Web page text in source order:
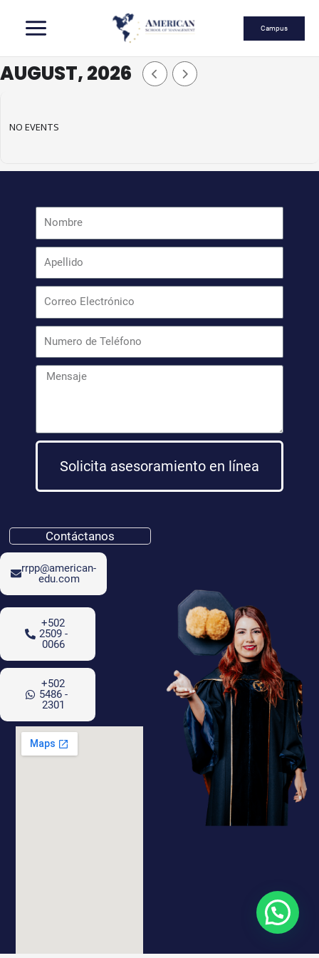
Campus
AUGUST, 2026
NO EVENTS
Solicita asesoramiento en línea
Contáctanos
rrpp@american-
edu.com
+502
2509 -
0066
+502
5486 -
2301